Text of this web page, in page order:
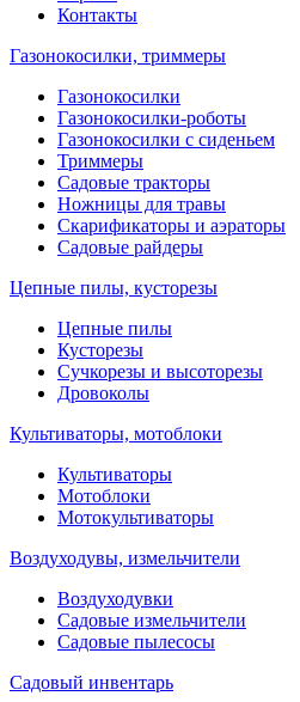
Контакты
Газонокосилки, триммеры
Газонокосилки
Газонокосилки-роботы
Газонокосилки с сиденьем
Триммеры
Садовые тракторы
Ножницы для травы
Скарификаторы и аэраторы
Садовые райдеры
Цепные пилы, кусторезы
Цепные пилы
Кусторезы
Сучкорезы и высоторезы
Дровоколы
Культиваторы, мотоблоки
Культиваторы
Мотоблоки
Мотокультиваторы
Воздуходувы, измельчители
Воздуходувки
Садовые измельчители
Садовые пылесосы
Садовый инвентарь